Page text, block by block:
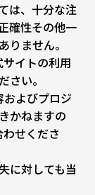
は、十分な注
確性その他一
りません。
イトの利用
さい。
よびプロジ
かねますの
せくださ
に対しても当